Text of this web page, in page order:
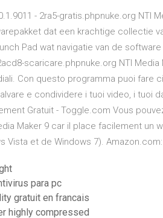
- 2ra5-gratis.phpnuke.org NTI
dat een krachtige collectie
Pad wat navigatie van de
scaricare.phpnuke.org NTI
Con questo programma puoi fare
e condividere i tuoi video, i tuoi
Gratuit - Toggle.com Vous
Maker 9 car il place facilement un
Vista et de Windows 7).
para pc
gratuit en francais
highly compressed